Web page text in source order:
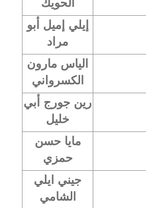
إيلي إميل أبو
مراد
الياس مارون
الكسرواني
رين جورج أبي
خليل
مايا حسن
حمزي
جيني ايلي
الشامي